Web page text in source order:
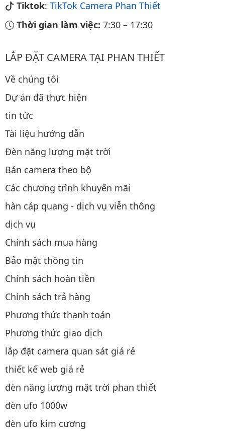
Tiktok: TikTok Camera Phan Thiết
Thời gian làm việc: 7:30 – 17:30
LẮP ĐẶT CAMERA TẠI PHAN THIẾT
Về chúng tôi
Dự án đã thực hiện
tin tức
Tài liệu hướng dẫn
Đèn năng lượng mặt trời
Bán camera theo bộ
Các chương trình khuyến mãi
hàn cáp quang - dịch vụ viễn thông
dịch vụ
Chính sách mua hàng
Bảo mật thông tin
Chính sách hoàn tiền
Chính sách trả hàng
Phương thức thanh toán
Phương thức giao dịch
lắp đặt camera quan sát giá rẻ
thiết kế web giá rẻ
đèn năng lượng mặt trời phan thiết
đèn ufo 1000w
đèn ufo kim cương